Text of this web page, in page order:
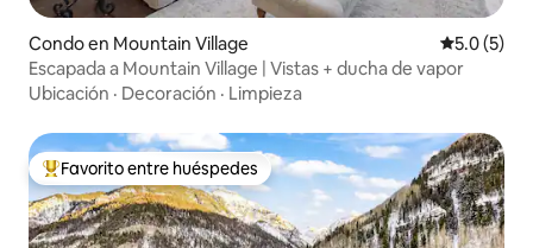
Condo en Mountain Village
5.0 (5)
Escapada a Mountain Village | Vistas + ducha de vapor
Ubicación · Decoración · Limpieza
Favorito entre huéspedes preferido
Favorito entre huéspedes